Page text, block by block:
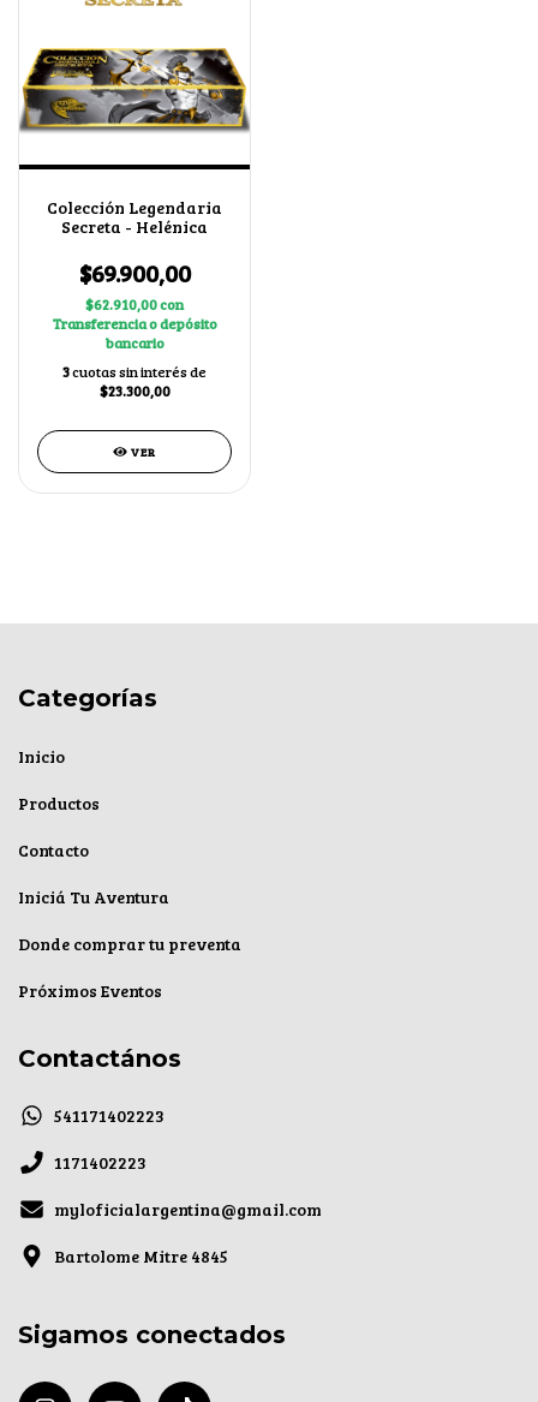
Colección Legendaria
Secreta - Helénica
$69.900,00
$62.910,00con
Transferencia o depósito
bancario
3cuotas sin interés de
$23.300,00
VER
Categorías
Inicio
Productos
Contacto
Iniciá Tu Aventura
Donde comprar tu preventa
Próximos Eventos
Contactános
541171402223
1171402223
myloficialargentina@gmail.com
Bartolome Mitre 4845
Sigamos conectados